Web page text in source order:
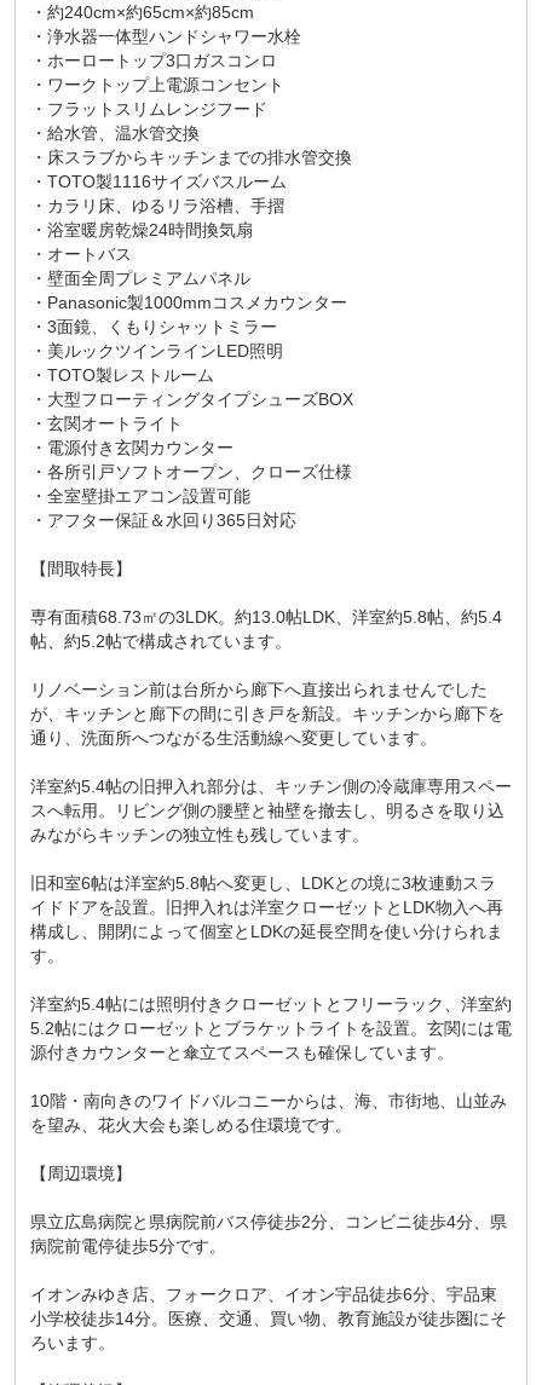
・約240cm×約65cm×約85cm
・浄水器一体型ハンドシャワー水栓
・ホーロートップ3口ガスコンロ
・ワークトップ上電源コンセント
・フラットスリムレンジフード
・給水管、温水管交換
・床スラブからキッチンまでの排水管交換
・TOTO製1116サイズバスルーム
・カラリ床、ゆるリラ浴槽、手摺
・浴室暖房乾燥24時間換気扇
・オートバス
・壁面全周プレミアムパネル
・Panasonic製1000mmコスメカウンター
・3面鏡、くもりシャットミラー
・美ルックツインラインLED照明
・TOTO製レストルーム
・大型フローティングタイプシューズBOX
・玄関オートライト
・電源付き玄関カウンター
・各所引戸ソフトオープン、クローズ仕様
・全室壁掛エアコン設置可能
・アフター保証＆水回り365日対応
【間取特長】
専有面積68.73㎡の3LDK。約13.0帖LDK、洋室約5.8帖、約5.4
帖、約5.2帖で構成されています。
リノベーション前は台所から廊下へ直接出られませんでした
が、キッチンと廊下の間に引き戸を新設。キッチンから廊下を
通り、洗面所へつながる生活動線へ変更しています。
洋室約5.4帖の旧押入れ部分は、キッチン側の冷蔵庫専用スペー
スへ転用。リビング側の腰壁と袖壁を撤去し、明るさを取り込
みながらキッチンの独立性も残しています。
旧和室6帖は洋室約5.8帖へ変更し、LDKとの境に3枚連動スラ
イドドアを設置。旧押入れは洋室クローゼットとLDK物入へ再
構成し、開閉によって個室とLDKの延長空間を使い分けられま
す。
洋室約5.4帖には照明付きクローゼットとフリーラック、洋室約
5.2帖にはクローゼットとブラケットライトを設置。玄関には電
源付きカウンターと傘立てスペースも確保しています。
10階・南向きのワイドバルコニーからは、海、市街地、山並み
を望み、花火大会も楽しめる住環境です。
【周辺環境】
県立広島病院と県病院前バス停徒歩2分、コンビニ徒歩4分、県
病院前電停徒歩5分です。
イオンみゆき店、フォークロア、イオン宇品徒歩6分、宇品東
小学校徒歩14分。医療、交通、買い物、教育施設が徒歩圏にそ
ろいます。